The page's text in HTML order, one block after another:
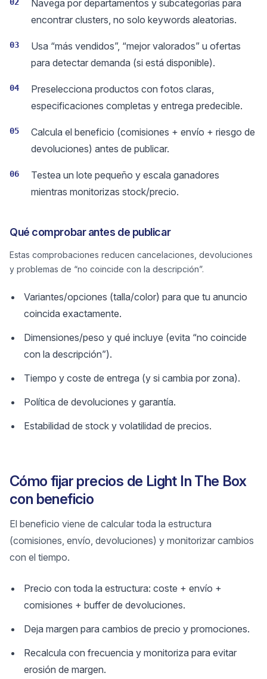
Navega por departamentos y subcategorías para
encontrar clusters, no solo keywords aleatorias.
03
Usa “más vendidos”, “mejor valorados” u ofertas
para detectar demanda (si está disponible).
04
Preselecciona productos con fotos claras,
especificaciones completas y entrega predecible.
05
Calcula el beneficio (comisiones + envío + riesgo de
devoluciones) antes de publicar.
06
Testea un lote pequeño y escala ganadores
mientras monitorizas stock/precio.
Qué comprobar antes de publicar
Estas comprobaciones reducen cancelaciones, devoluciones
y problemas de “no coincide con la descripción”.
Variantes/opciones (talla/color) para que tu anuncio
coincida exactamente.
Dimensiones/peso y qué incluye (evita “no coincide
con la descripción”).
Tiempo y coste de entrega (y si cambia por zona).
Política de devoluciones y garantía.
Estabilidad de stock y volatilidad de precios.
Cómo fijar precios de Light In The Box
con beneficio
El beneficio viene de calcular toda la estructura
(comisiones, envío, devoluciones) y monitorizar cambios
con el tiempo.
Precio con toda la estructura: coste + envío +
comisiones + buffer de devoluciones.
Deja margen para cambios de precio y promociones.
Recalcula con frecuencia y monitoriza para evitar
erosión de margen.